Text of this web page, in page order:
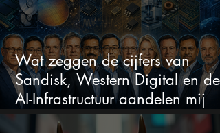
Wat zeggen de cijfers van
Sandisk, Western Digital en de
AI-Infrastructuur aandelen mij
werkelijk